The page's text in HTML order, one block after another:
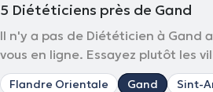
5 Diététiciens près de Gand
Il n'y a pas de Diététicien à Gand
vous en ligne. Essayez plutôt les
Flandre Orientale Gand Sint-